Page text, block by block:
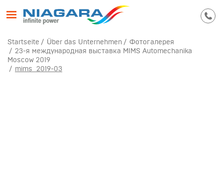
Startseite Über das Unternehmen
Фотогалерея
23-я международная выставка MIMS Automechanika
Moscow 2019
mims_2019-03